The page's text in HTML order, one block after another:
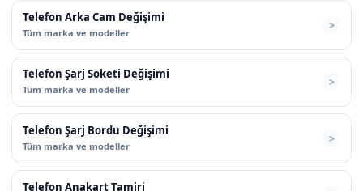
Telefon Arka Cam Değişimi
Tüm marka ve modeller
Telefon Şarj Soketi Değişimi
Tüm marka ve modeller
Telefon Şarj Bordu Değişimi
Tüm marka ve modeller
Telefon Anakart Tamiri